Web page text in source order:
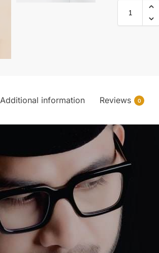
Additional information Reviews 0